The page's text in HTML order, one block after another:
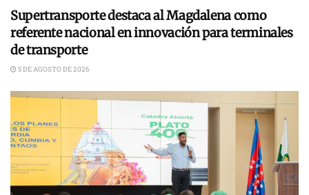
Supertransporte destaca al Magdalena como
referente nacional en innovación para terminales
de transporte
5 DE AGOSTO DE 2026